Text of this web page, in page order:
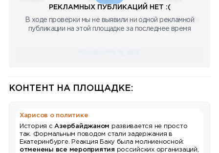
08.05.2023
Научный
08.05.2023
Научный
08.05.2023
Научный
РЕКЛАМНЫХ ПУБЛИКАЦИЙ НЕТ :(
В ходе проверки мы не выявили ни одной рекламной
публикации на этой площадке за последнее время
КОНТЕНТ НА ПЛОЩАДКЕ:
Харисов о политике
История с Азербайджаном развивается не просто
так. Формальным поводом стали задержания в
Екатеринбурге. Реакция Баку была молниеносной:
отменены все мероприятия российских организаций,